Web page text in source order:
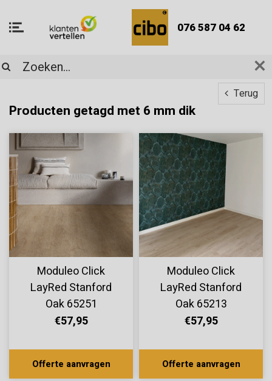
076 587 04 62
Terug
Producten getagd met 6 mm dik
Moduleo Click
LayRed Stanford
Oak 65251
€57,95
Offerte aanvragen
Moduleo Click
LayRed Stanford
Oak 65213
€57,95
Offerte aanvragen